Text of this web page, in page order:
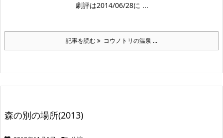
劇評は2014/06/28に ...
記事を読む コウノトリの温泉 ...
森の別の場所(2013)